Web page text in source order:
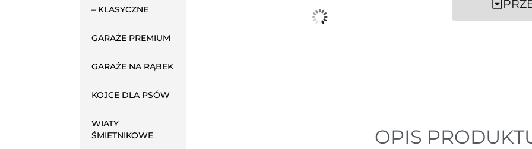
– KLASYCZNE
GARAŻE PREMIUM
GARAŻE NA RĄBEK
KOJCE DLA PSÓW
WIATY
ŚMIETNIKOWE
OPIS